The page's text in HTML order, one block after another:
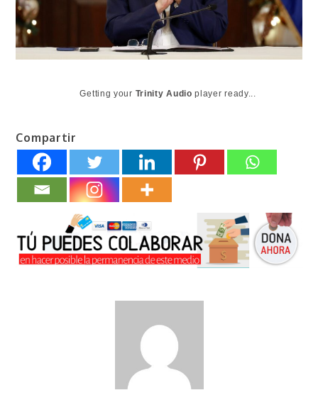
Getting your Trinity Audio player ready...
Compartir